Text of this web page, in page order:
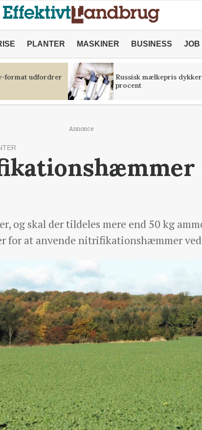
PLANTER MASKINER BUSINESS JOB
format udfordrer
Russisk mælkepris
procent
Annonce
og skal der tildeles mere end 50 kg
for at anvende nitrifikationshæmmer